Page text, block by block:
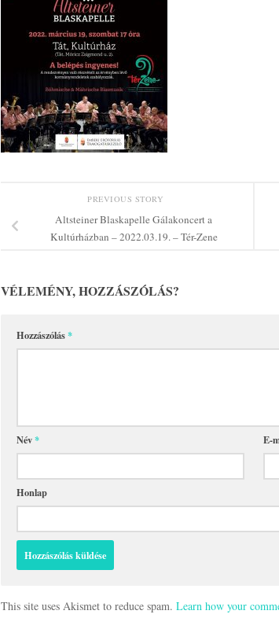
PREVIOUS STORY
Altsteiner Blaskapelle Gálakoncert a
Kultúrházban – 2022.03.19. – Tér-Zene
VÉLEMÉNY, HOZZÁSZÓLÁS?
Hozzászólás*
Név* E-
Honlap
This site uses Akismet to reduce spam. Learn how your